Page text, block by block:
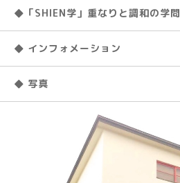
◆「SHIEN学」重なりと調和の学問
◆ インフォメーション
◆ 写真